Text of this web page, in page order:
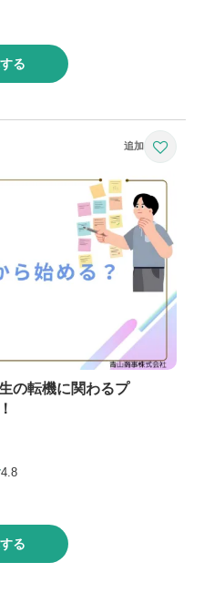
る
の転機に関わるプ
4.8
る